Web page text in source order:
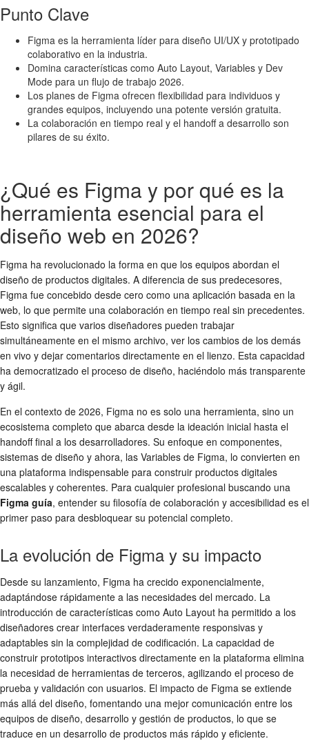
Punto Clave
Figma es la herramienta líder para diseño UI/UX y prototipado
colaborativo en la industria.
Domina características como Auto Layout, Variables y Dev
Mode para un flujo de trabajo 2026.
Los planes de Figma ofrecen flexibilidad para individuos y
grandes equipos, incluyendo una potente versión gratuita.
La colaboración en tiempo real y el handoff a desarrollo son
pilares de su éxito.
¿Qué es Figma y por qué es la
herramienta esencial para el
diseño web en 2026?
Figma ha revolucionado la forma en que los equipos abordan el
diseño de productos digitales. A diferencia de sus predecesores,
Figma fue concebido desde cero como una aplicación basada en la
web, lo que permite una colaboración en tiempo real sin precedentes.
Esto significa que varios diseñadores pueden trabajar
simultáneamente en el mismo archivo, ver los cambios de los demás
en vivo y dejar comentarios directamente en el lienzo. Esta capacidad
ha democratizado el proceso de diseño, haciéndolo más transparente
y ágil.
En el contexto de 2026, Figma no es solo una herramienta, sino un
ecosistema completo que abarca desde la ideación inicial hasta el
handoff final a los desarrolladores. Su enfoque en componentes,
sistemas de diseño y ahora, las Variables de Figma, lo convierten en
una plataforma indispensable para construir productos digitales
escalables y coherentes. Para cualquier profesional buscando una
Figma guía, entender su filosofía de colaboración y accesibilidad es el
primer paso para desbloquear su potencial completo.
La evolución de Figma y su impacto
Desde su lanzamiento, Figma ha crecido exponencialmente,
adaptándose rápidamente a las necesidades del mercado. La
introducción de características como Auto Layout ha permitido a los
diseñadores crear interfaces verdaderamente responsivas y
adaptables sin la complejidad de codificación. La capacidad de
construir prototipos interactivos directamente en la plataforma elimina
la necesidad de herramientas de terceros, agilizando el proceso de
prueba y validación con usuarios. El impacto de Figma se extiende
más allá del diseño, fomentando una mejor comunicación entre los
equipos de diseño, desarrollo y gestión de productos, lo que se
traduce en un desarrollo de productos más rápido y eficiente.